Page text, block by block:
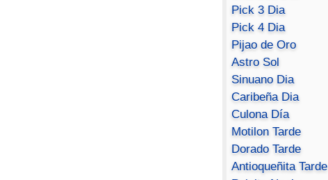
Pick 3 Dia
Pick 4 Dia
Pijao de Oro
Astro Sol
Sinuano Dia
Caribeña Dia
Culona Día
Motilon Tarde
Dorado Tarde
Antioqueñita Tarde